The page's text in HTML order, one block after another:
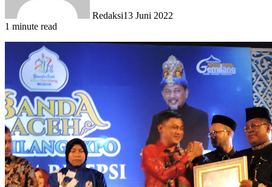
Redaksi13 Juni 2022
1 minute read